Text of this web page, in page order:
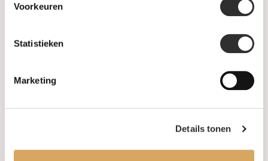
Voorkeuren
Statistieken
Marketing
Details tonen
Levertijd & verzendkosten